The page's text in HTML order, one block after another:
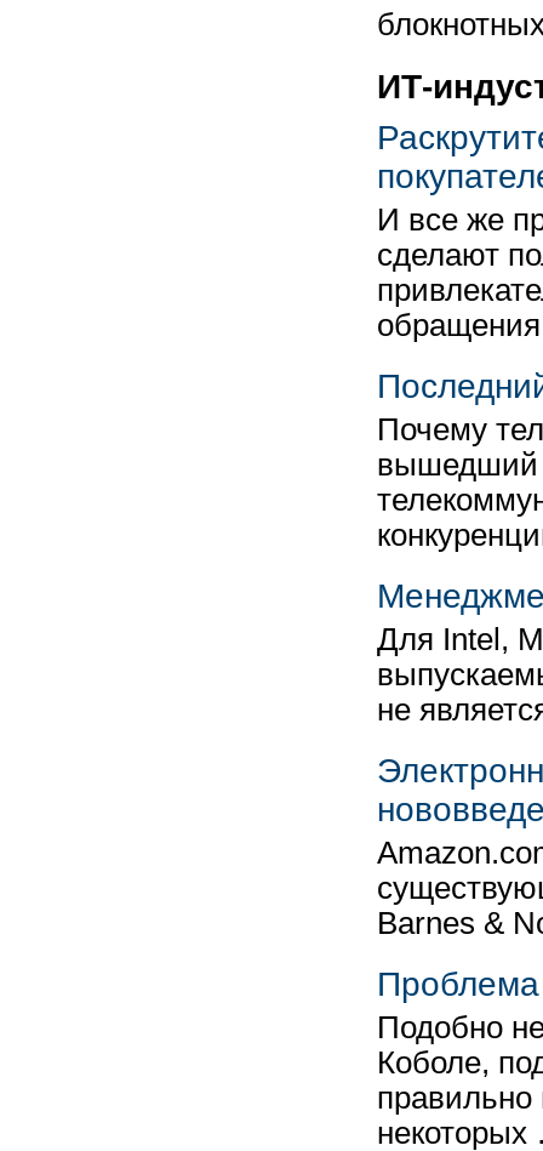
ИТ-
И все же
сделают
Почему
вышедший
Для Intel,
не
Barnes &
Проблема
Подобно
Коболе,
правильно